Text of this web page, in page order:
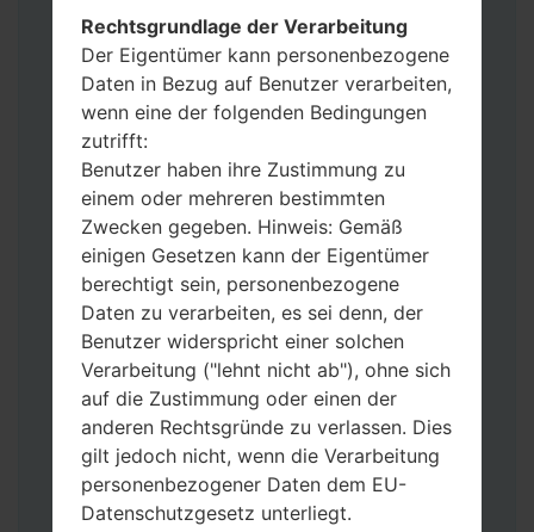
anderen Fall wählen Sie HOME_CSC_***
um Ihre Daten zu speichern.
Jetzt schalten Sie das Gerät aus und
aktivieren Sie Download-Modus. Alle
Methoden, wie es geht:
Halten Sie die Power-, Lautstärke- und
Bixbi- Tasten gedrückt.
Halten Sie Lauter- und Leiser-Tasten
gedrückt. Schließen Sie das Telefon mit
einem USB-Kabel an den PC an.
Halten Sie die Power-, Lauter- und
Home-Tasten gedrückt.
Schließen Sie das USB-Kabel an und
halten Sie die Leiser- und Bixbi-Tasten
gedrückt.
Halten Sie die Power- und Lauter-
Tasten gedrückt.
Dann schließen Sie das Telefon an den PC
Rechtsgrundlage der Verarbeitung
Der Eigentümer kann personenbezogene
Daten in Bezug auf Benutzer verarbeiten,
wenn eine der folgenden Bedingungen
zutrifft:
Benutzer haben ihre Zustimmung zu
einem oder mehreren bestimmten
Zwecken gegeben. Hinweis: Gemäß
einigen Gesetzen kann der Eigentümer
berechtigt sein, personenbezogene
Daten zu verarbeiten, es sei denn, der
Benutzer widerspricht einer solchen
Verarbeitung ("lehnt nicht ab"), ohne sich
auf die Zustimmung oder einen der
anderen Rechtsgründe zu verlassen. Dies
gilt jedoch nicht, wenn die Verarbeitung
personenbezogener Daten dem EU-
Datenschutzgesetz unterliegt.